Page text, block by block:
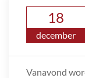
18
december
Vanavond